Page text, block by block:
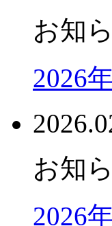
お知
2026
お知
2026